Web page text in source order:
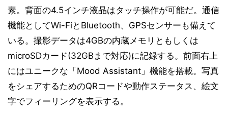
素。背面の4.5インチ液晶はタッチ操作が可能だ。通信
機能としてWi-FiとBluetooth、GPSセンサーも備えて
いる。撮影データは4GBの内蔵メモリともしくは
microSDカード(32GBまで対応)に記録する。前面右上
にはユニークな「Mood Assistant」機能を搭載。写真
をシェアするためのQRコードや動作ステータス、絵文
字でフィーリングを表示する。